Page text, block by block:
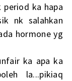
ka hapa
nk salahkan
hormone yg
ka apa ka
la...pikiaq